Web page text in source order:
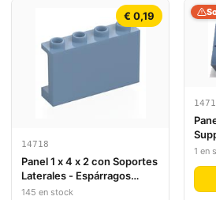
€ 0,19
14718
Panel 1 x 4 x 2 con Soportes
Laterales - Espárragos
Huecos
145 en stock
with
1 en